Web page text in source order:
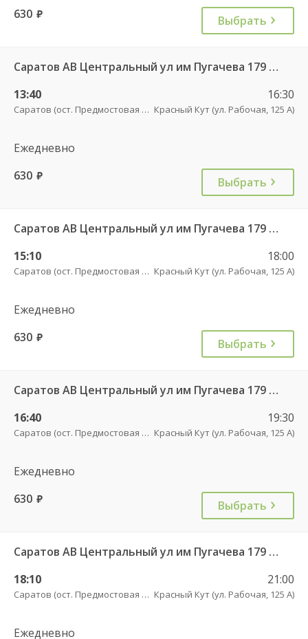
630 руб. Выбрать
Саратов АВ Центральный ул им Пугачева 179 А — Красный Кут (ул Рабочая 125 А) 622
13:40
Саратов (ост. Предмостовая площадь)
16:30
Красный Кут (ул. Рабочая, 125 А)
Ежедневно
630 руб. Выбрать
Саратов АВ Центральный ул им Пугачева 179 А — Красный Кут (ул Рабочая 125 А) 622
15:10
Саратов (ост. Предмостовая площадь)
18:00
Красный Кут (ул. Рабочая, 125 А)
Ежедневно
630 руб. Выбрать
Саратов АВ Центральный ул им Пугачева 179 А — Красный Кут (ул Рабочая 125 А) 622
16:40
Саратов (ост. Предмостовая площадь)
19:30
Красный Кут (ул. Рабочая, 125 А)
Ежедневно
630 руб. Выбрать
Саратов АВ Центральный ул им Пугачева 179 А — Красный Кут (ул Рабочая 125 А) 622
18:10
Саратов (ост. Предмостовая площадь)
21:00
Красный Кут (ул. Рабочая, 125 А)
Ежедневно